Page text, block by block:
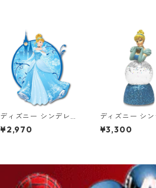
ディズニー シンデレラ
ダイカット ウッドウォ
ールアート DISNEY 木
¥2,970
ディズニー シ
レインボーライ
プ ウォーター
¥3,300